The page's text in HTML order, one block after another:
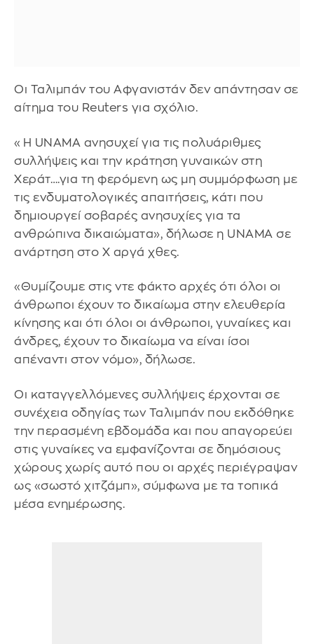
Οι Ταλιμπάν του Αφγανιστάν δεν απάντησαν σε
αίτημα του Reuters για σχόλιο.
«Η UNAMA ανησυχεί για τις πολυάριθμες
συλλήψεις και την κράτηση γυναικών στη
Χεράτ….για τη φερόμενη ως μη συμμόρφωση με
τις ενδυματολογικές απαιτήσεις, κάτι που
δημιουργεί σοβαρές ανησυχίες για τα
ανθρώπινα δικαιώματα», δήλωσε η UNAMA σε
ανάρτηση στο Χ αργά χθες.
«Θυμίζουμε στις ντε φάκτο αρχές ότι όλοι οι
άνθρωποι έχουν το δικαίωμα στην ελευθερία
κίνησης και ότι όλοι οι άνθρωποι, γυναίκες και
άνδρες, έχουν το δικαίωμα να είναι ίσοι
απέναντι στον νόμο», δήλωσε.
Οι καταγγελλόμενες συλλήψεις έρχονται σε
συνέχεια οδηγίας των Ταλιμπάν που εκδόθηκε
την περασμένη εβδομάδα και που απαγορεύει
στις γυναίκες να εμφανίζονται σε δημόσιους
χώρους χωρίς αυτό που οι αρχές περιέγραψαν
ως «σωστό χιτζάμπ», σύμφωνα με τα τοπικά
μέσα ενημέρωσης.